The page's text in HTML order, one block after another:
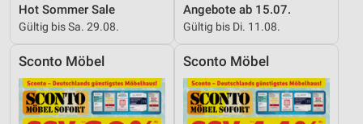
Hot Sommer Sale
Gültig bis Sa. 29.08.
Angebote ab 15.07.
Gültig bis Di. 11.08.
Sconto Möbel Sconto Möbel